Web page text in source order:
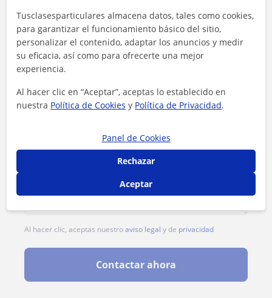
Al hacer clic, aceptas nuestroaviso legal y de privacidad
Contactar ahora
Tusclasesparticulares almacena datos, tales como cookies,
para garantizar el funcionamiento básico del sitio,
personalizar el contenido, adaptar los anuncios y medir
su eficacia, así como para ofrecerte una mejor
experiencia.
Al hacer clic en “Aceptar”, aceptas lo establecido en
nuestra Política de Cookies y Política de Privacidad.
Panel de Cookies
Rechazar
Aceptar